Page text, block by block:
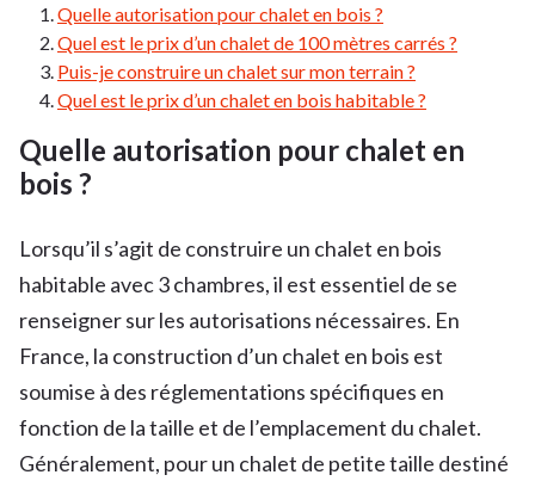
Quelle autorisation pour chalet en bois ?
Quel est le prix d’un chalet de 100 mètres carrés ?
Puis-je construire un chalet sur mon terrain ?
Quel est le prix d’un chalet en bois habitable ?
Quelle autorisation pour chalet en
bois ?
Lorsqu’il s’agit de construire un chalet en bois
habitable avec 3 chambres, il est essentiel de se
renseigner sur les autorisations nécessaires. En
France, la construction d’un chalet en bois est
soumise à des réglementations spécifiques en
fonction de la taille et de l’emplacement du chalet.
Généralement, pour un chalet de petite taille destiné